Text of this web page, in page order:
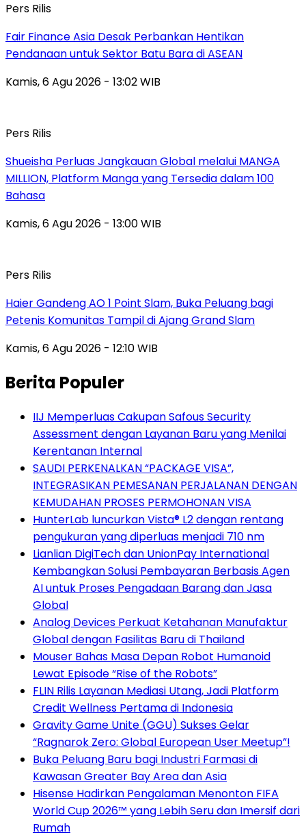
Pers Rilis
Fair Finance Asia Desak Perbankan Hentikan
Pendanaan untuk Sektor Batu Bara di ASEAN
Kamis, 6 Agu 2026 - 13:02 WIB
Pers Rilis
Shueisha Perluas Jangkauan Global melalui MANGA
MILLION, Platform Manga yang Tersedia dalam 100
Bahasa
Kamis, 6 Agu 2026 - 13:00 WIB
Pers Rilis
Haier Gandeng AO 1 Point Slam, Buka Peluang bagi
Petenis Komunitas Tampil di Ajang Grand Slam
Kamis, 6 Agu 2026 - 12:10 WIB
Berita Populer
IIJ Memperluas Cakupan Safous Security
Assessment dengan Layanan Baru yang Menilai
Kerentanan Internal
SAUDI PERKENALKAN “PACKAGE VISA”,
INTEGRASIKAN PEMESANAN PERJALANAN DENGAN
KEMUDAHAN PROSES PERMOHONAN VISA
HunterLab luncurkan Vista® L2 dengan rentang
pengukuran yang diperluas menjadi 710 nm
Lianlian DigiTech dan UnionPay International
Kembangkan Solusi Pembayaran Berbasis Agen
AI untuk Proses Pengadaan Barang dan Jasa
Global
Analog Devices Perkuat Ketahanan Manufaktur
Global dengan Fasilitas Baru di Thailand
Mouser Bahas Masa Depan Robot Humanoid
Lewat Episode “Rise of the Robots”
FLIN Rilis Layanan Mediasi Utang, Jadi Platform
Credit Wellness Pertama di Indonesia
Gravity Game Unite (GGU) Sukses Gelar
“Ragnarok Zero: Global European User Meetup”!
Buka Peluang Baru bagi Industri Farmasi di
Kawasan Greater Bay Area dan Asia
Hisense Hadirkan Pengalaman Menonton FIFA
World Cup 2026™ yang Lebih Seru dan Imersif dari
Rumah